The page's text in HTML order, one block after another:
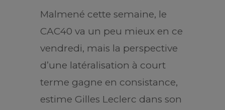
Malmené cette semaine, le
CAC40 va un peu mieux en ce
vendredi, mais la perspective
d’une latéralisation à court
terme gagne en consistance,
estime Gilles Leclerc dans son